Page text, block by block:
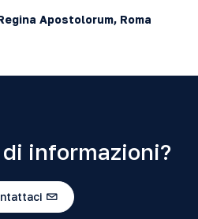
Apostolorum, Roma
informazioni?